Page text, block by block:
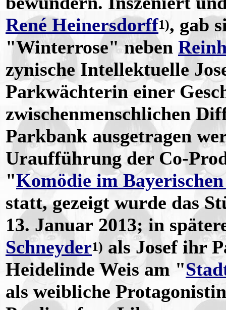
René Heinersdorff1), gab
"Winterrose" neben
zynische Intellektuelle
Parkwächterin einer
zwischenmenschlichen
Parkbank ausgetragen
Uraufführung der Co-
"Komödie im
statt, gezeigt wurde das
13. Januar 2013; in
Schneyder1) als Josef ihr
Heidelinde Weis am "
als weibliche